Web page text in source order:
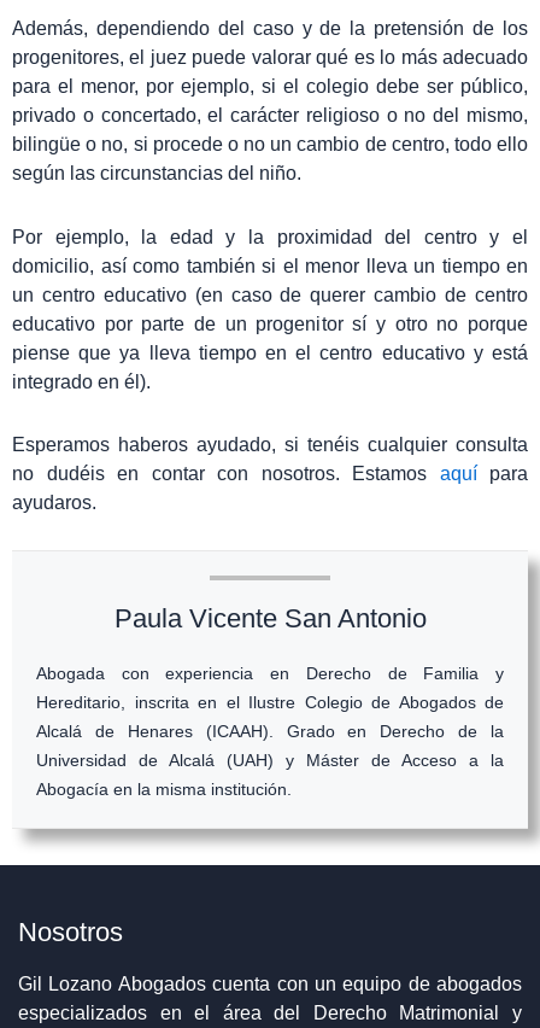
Además, dependiendo del caso y de la pretensión de los
progenitores, el juez puede valorar qué es lo más adecuado
para el menor, por ejemplo, si el colegio debe ser público,
privado o concertado, el carácter religioso o no del mismo,
bilingüe o no, si procede o no un cambio de centro, todo ello
según las circunstancias del niño.
Por ejemplo, la edad y la proximidad del centro y el
domicilio, así como también si el menor lleva un tiempo en
un centro educativo (en caso de querer cambio de centro
educativo por parte de un progenitor sí y otro no porque
piense que ya lleva tiempo en el centro educativo y está
integrado en él).
Esperamos haberos ayudado, si tenéis cualquier consulta
no dudéis en contar con nosotros. Estamos aquípara
ayudaros.
Paula Vicente San Antonio
Abogada con experiencia en Derecho de Familia y
Hereditario, inscrita en el Ilustre Colegio de Abogados de
Alcalá de Henares (ICAAH). Grado en Derecho de la
Universidad de Alcalá (UAH) y Máster de Acceso a la
Abogacía en la misma institución.
Nosotros
Gil Lozano Abogados cuenta con un equipo de abogados
especializados en el área del Derecho Matrimonial y